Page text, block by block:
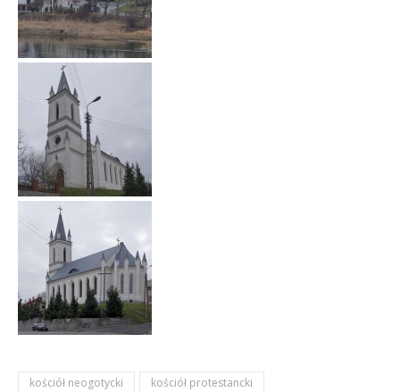
kościół neogotycki
kościół protestancki